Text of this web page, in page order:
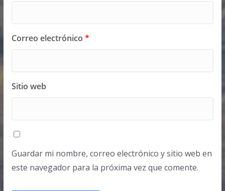
Correo electrónico *
Sitio web
Guardar mi nombre, correo electrónico y sitio web en
este navegador para la próxima vez que comente.